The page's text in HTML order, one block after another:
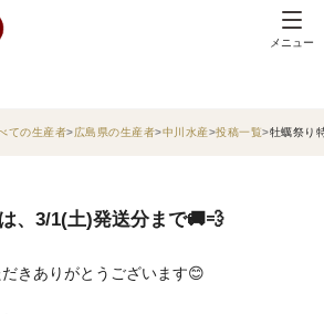
メニュー
ての生産者 広島県の生産者 中川水産 投稿一覧 牡蠣祭り
、3/1(土)発送分まで🚚💨
きありがとうございます😊